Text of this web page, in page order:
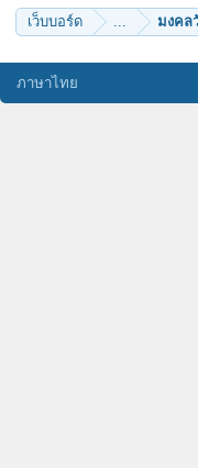
anoldman
สมณะน้อย
พอชูเดช
เว็บบอร์ด ... มงคล
ภาษาไทย